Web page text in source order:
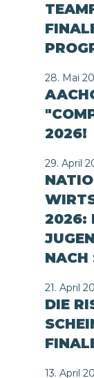
28. Mai
2026!
29. April
2026:
NACH
21. April
DIE
13. April